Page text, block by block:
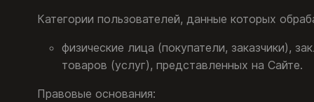
Категории пользователей, данные которых
физические лица (покупатели, заказчики),
товаров (услуг), представленных на Сайте.
Правовые основания: